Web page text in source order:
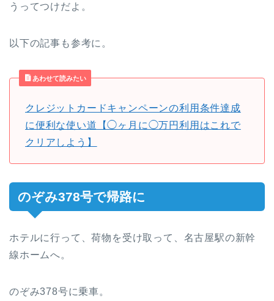
うってつけだよ。
以下の記事も参考に。
あわせて読みたい
クレジットカードキャンペーンの利用条件達成
に便利な使い道【◯ヶ月に◯万円利用はこれで
クリアしよう】
のぞみ378号で帰路に
ホテルに行って、荷物を受け取って、名古屋駅の新幹
線ホームへ。
のぞみ378号に乗車。